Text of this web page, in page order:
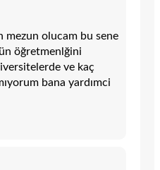
mezun olucam bu sene
öğretmenlğini
ve kaç
bana yardımci